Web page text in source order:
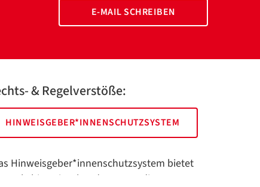
E-MAIL SCHREIBEN
& Regelverstöße:
HINWEISGEBER*INNENSCHUTZSYSTEM
Hinweisgeber*innenschutzsystem bietet
als hinweisgebende Person die